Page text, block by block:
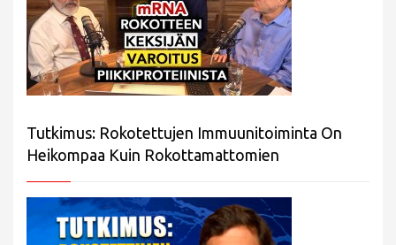
Tutkimus: Rokotettujen Immuunitoiminta On
Heikompaa Kuin Rokottamattomien